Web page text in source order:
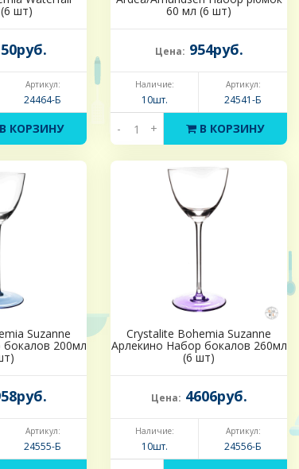
шт)
Артикул:
24464-Б
В КОРЗИНУ
60 мл (6 шт)
Цена: 954руб.
Наличие:
10шт.
Артикул:
24541-Б
- + В КОРЗИНУ
Suzanne
200мл
Артикул:
24555-Б
Crystalite Bohemia Suzanne
Арлекино Набор бокалов 260мл
(6 шт)
Цена: 4606руб.
Наличие:
10шт.
Артикул:
24556-Б